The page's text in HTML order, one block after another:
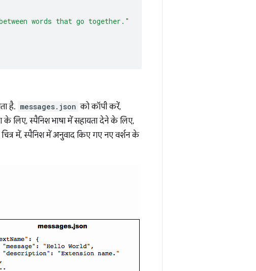
words that go together."
है. messages.json को कॉपी करें,
के लिए, स्पैनिश भाषा में सहायता देने के लिए,
में, स्पैनिश में अनुवाद किए गए नए वर्शन के